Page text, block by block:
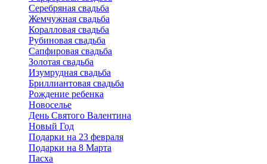
Серебряная свадьба
Жемчужная свадьба
Коралловая свадьба
Рубиновая свадьба
Сапфировая свадьба
Золотая свадьба
Изумрудная свадьба
Бриллиантовая свадьба
Рождение ребенка
Новоселье
День Святого Валентина
Новый Год
Подарки на 23 февраля
Подарки на 8 Марта
Пасха